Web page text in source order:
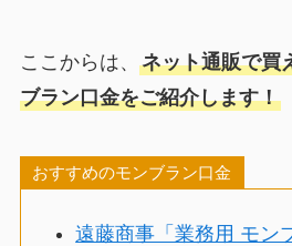
ここからは、 ネット通販で買
ブラン口金をご紹介します！
おすすめのモンブラン口金
遠藤商事「業務用 モン